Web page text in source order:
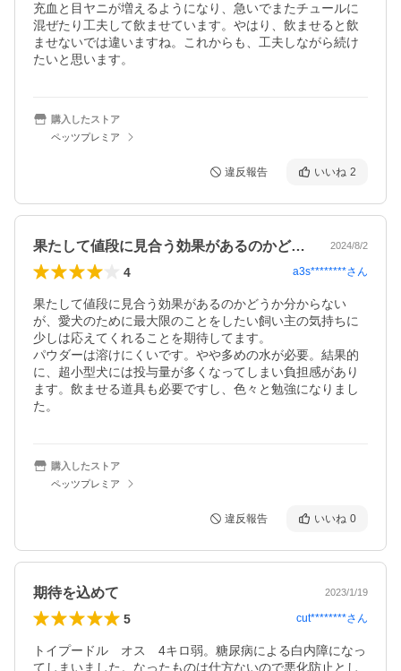
充血と目ヤニが増えるようになり、急いでまたチュールに
混ぜたり工夫して飲ませています。やはり、飲ませると飲
ませないでは違いますね。これからも、工夫しながら続け
たいと思います。
購入したストア
ペッツプレミア
違反報告 いいね 2
果たして値段に見合う効果があるのかどう… 2024/8/2
4 a3s********さん
果たして値段に見合う効果があるのかどうか分からない
が、愛犬のために最大限のことをしたい飼い主の気持ちに
少しは応えてくれることを期待してます。
パウダーは溶けにくいです。やや多めの水が必要。結果的
に、超小型犬には投与量が多くなってしまい負担感があり
ます。飲ませる道具も必要ですし、色々と勉強になりまし
た。
購入したストア
ペッツプレミア
違反報告 いいね 0
期待を込めて 2023/1/19
5 cut********さん
トイプードル　オス　4キロ弱。糖尿病による白内障になっ
てしまいました。なったものは仕方ないので悪化防止とし